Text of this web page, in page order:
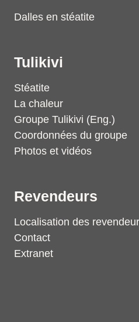
Dalles en stéatite
Tulikivi
Stéatite
La chaleur
Groupe Tulikivi (Eng.)
Coordonnées du groupe
Photos et vidéos
Revendeurs
Localisation des
Contact
Extranet